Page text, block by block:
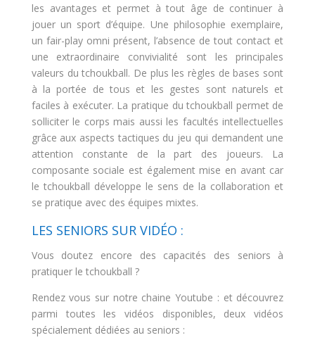
les avantages et permet à tout âge de continuer à
jouer un sport d’équipe. Une philosophie exemplaire,
un fair-play omni présent, l’absence de tout contact et
une extraordinaire convivialité sont les principales
valeurs du tchoukball. De plus les règles de bases sont
à la portée de tous et les gestes sont naturels et
faciles à exécuter. La pratique du tchoukball permet de
solliciter le corps mais aussi les facultés intellectuelles
grâce aux aspects tactiques du jeu qui demandent une
attention constante de la part des joueurs. La
composante sociale est également mise en avant car
le tchoukball développe le sens de la collaboration et
se pratique avec des équipes mixtes.
LES SENIORS SUR VIDÉO :
Vous doutez encore des capacités des seniors à
pratiquer le tchoukball ?
Rendez vous sur notre chaine Youtube : et découvrez
parmi toutes les vidéos disponibles, deux vidéos
spécialement dédiées au seniors :